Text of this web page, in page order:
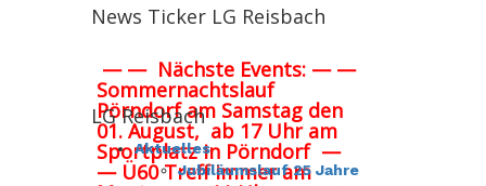
News Ticker LG Reisbach
— — Nächste Events: — —
Sommernachtslauf
Pörndorf am Samstag den
01. August, ab 17 Uhram
Sportplatz in Pörndorf —
— Ü60 Treff immer am
LG Reisbach
Aktuelles
Jubiläumslauf 25 Jahre